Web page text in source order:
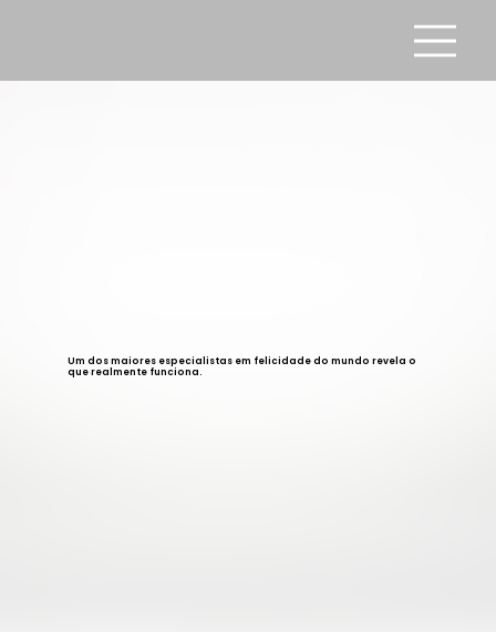
Um dos maiores especialistas em felicidade do mundo revela o
que realmente funciona.